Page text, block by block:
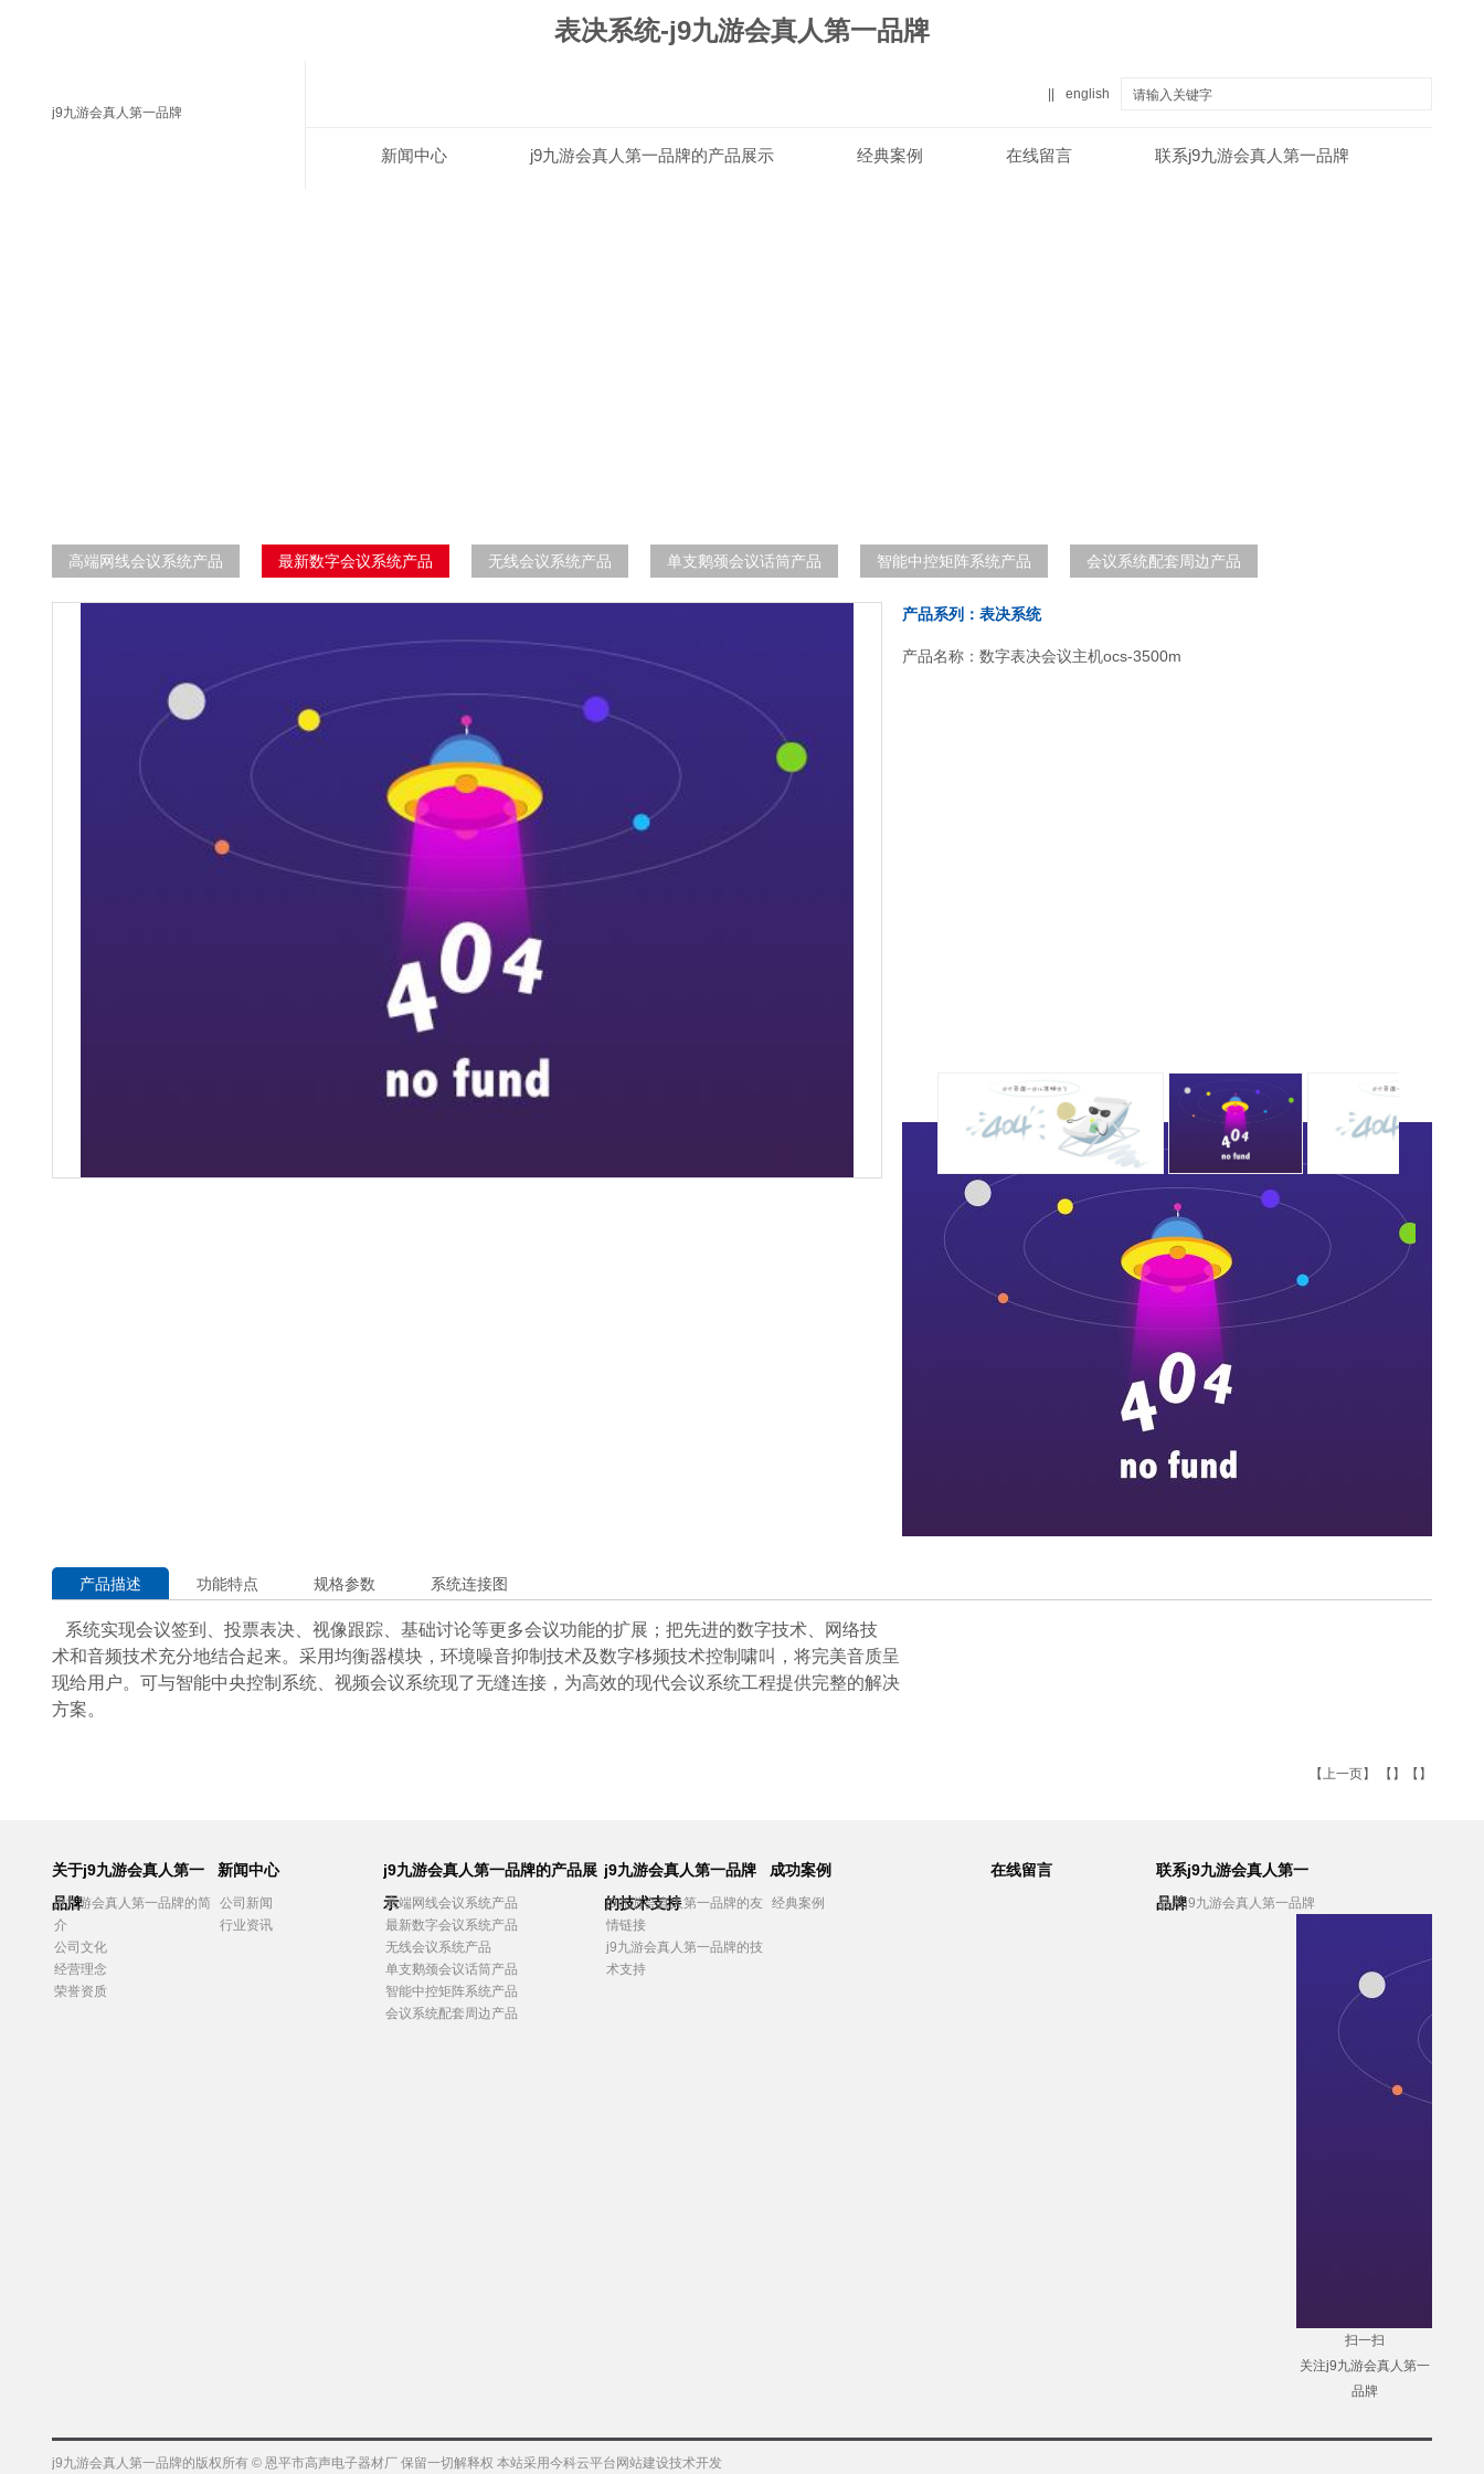
表决系统-j9九游会真人第一品牌
j9九游会真人第一品牌
english
联系j9九游会真人第一品牌
在线留言
经典案例
j9九游会真人第一品牌的产品展示
新闻中心
高端网线会议系统产品 最新数字会议系统产品 无线会议系统产品 单支鹅颈会议话筒产品 智能中控矩阵系统产品 会议系统配套周边产品
产品系列：表决系统
产品名称：数字表决会议主机ocs-3500m
产品描述 功能特点 规格参数 系统连接图
系统实现会议签到、投票表决、视像跟踪、基础讨论等更多会议功能的扩展；把先进的数字技术、网络技
术和音频技术充分地结合起来。采用均衡器模块，环境噪音抑制技术及数字栘频技术控制啸叫，将完美音质呈
现给用户。可与智能中央控制系统、视频会议系统现了无缝连接，为高效的现代会议系统工程提供完整的解决
方案。
【上一页】 【】【】
关于j9九游会真人第一
品牌
j9九游会真人第一品牌的简
介
公司文化
经营理念
荣誉资质
新闻中心
公司新闻
行业资讯
j9九游会真人第一品牌的产品展
示
高端网线会议系统产品
最新数字会议系统产品
无线会议系统产品
单支鹅颈会议话筒产品
智能中控矩阵系统产品
会议系统配套周边产品
j9九游会真人第一品牌
的技术支持
j9九游会真人第一品牌的友
情链接
j9九游会真人第一品牌的技
术支持
成功案例
经典案例
在线留言
联系j9九游会真人第一
品牌
联系j9九游会真人第一品牌
扫一扫
关注j9九游会真人第一
品牌
j9九游会真人第一品牌的版权所有 © 恩平市高声电子器材厂 保留一切解释权 本站采用今科云平台网站建设技术开发